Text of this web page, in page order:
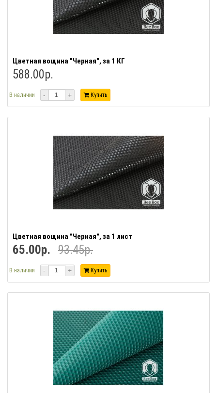
Цветная вощина "Черная", за 1 КГ
588.00р.
В наличии - + Купить
Цветная вощина "Черная", за 1 лист
65.00р. 93.45р.
В наличии - + Купить